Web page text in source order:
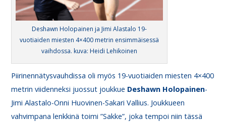
Deshawn Holopainen ja Jimi Alastalo 19-
vuotiaiden miesten 4×400 metrin ensimmäisessä
vaihdossa. kuva: Heidi Lehikoinen
Piirinennätysvauhdissa oli myös 19-vuotiaiden miesten 4×400
metrin viidenneksi juossut joukkue Deshawn Holopainen-
Jimi Alastalo-Onni Huovinen-Sakari Vallius. Joukkueen
vahvimpana lenkkinä toimi ”Sakke”, joka tempoi niin tässä